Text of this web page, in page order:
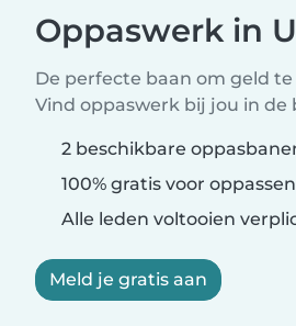
Oppaswerk in
De perfecte baan om geld
Vind oppaswerk bij jou in
2 beschikbare
100% gratis voor oppassen
Alle leden voltooien
Meld je gratis aan